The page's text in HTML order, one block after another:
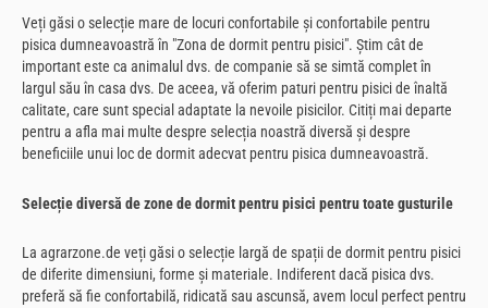
Veți găsi o selecție mare de locuri confortabile și confortabile pentru
pisica dumneavoastră în "Zona de dormit pentru pisici". Știm cât de
important este ca animalul dvs. de companie să se simtă complet în
largul său în casa dvs. De aceea, vă oferim paturi pentru pisici de înaltă
calitate, care sunt special adaptate la nevoile pisicilor. Citiți mai departe
pentru a afla mai multe despre selecția noastră diversă și despre
beneficiile unui loc de dormit adecvat pentru pisica dumneavoastră.
Selecție diversă de zone de dormit pentru pisici pentru toate gusturile
La agrarzone.de veți găsi o selecție largă de spații de dormit pentru pisici
de diferite dimensiuni, forme și materiale. Indiferent dacă pisica dvs.
preferă să fie confortabilă, ridicată sau ascunsă, avem locul perfect pentru